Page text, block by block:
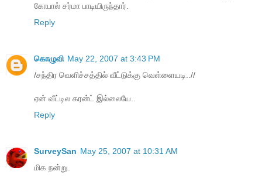
கோபால் சர்மா பாடியிருந்தார்.
Reply
கொழுவி May 22, 2007 at 3:43 PM
/சந்திர வெளிச்சத்தில் வீட்டுக்கு வெள்ளையடி..//
ஏன் வீட்டில கரன்ட் இல்லையே..
Reply
SurveySan May 25, 2007 at 10:31 AM
மிக நன்று.